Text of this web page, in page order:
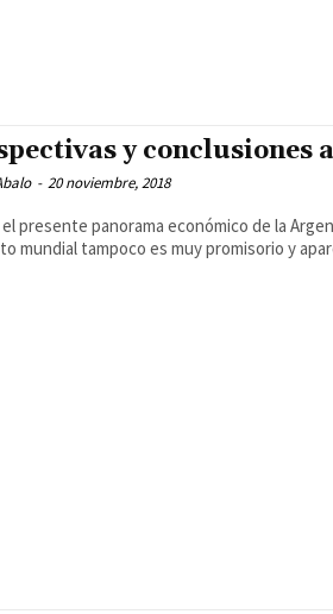
y conclusiones
- 20 noviembre, 2018
presente panorama económico de la
mundial tampoco es muy promisorio y